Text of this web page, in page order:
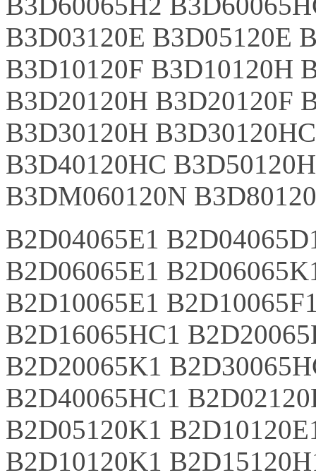
B3D03120E B3D05120E
B3D10120F B3D10120H
B3D20120H B3D20120F
B3D30120H
B3D40120HC
B3DM060120N
B2D04065E1
B2D06065E1
B2D10065E1
B2D16065HC1
B2D20065K1
B2D40065HC1
B2D05120K1
B2D10120K1